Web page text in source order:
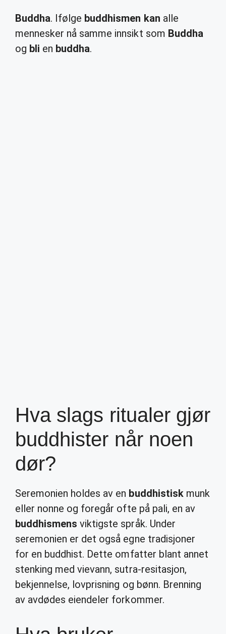
Buddha. Ifølge buddhismen kan alle
mennesker nå samme innsikt som Buddha
og bli en buddha.
Hva slags ritualer gjør
buddhister når noen
dør?
Seremonien holdes av en buddhistiskmunk
eller nonne og foregår ofte på pali, en av
buddhismens viktigste språk. Under
seremonien er det også egne tradisjoner
for en buddhist. Dette omfatter blant annet
stenking med vievann, sutra-resitasjon,
bekjennelse, lovprisning og bønn. Brenning
av avdødes eiendeler forkommer.